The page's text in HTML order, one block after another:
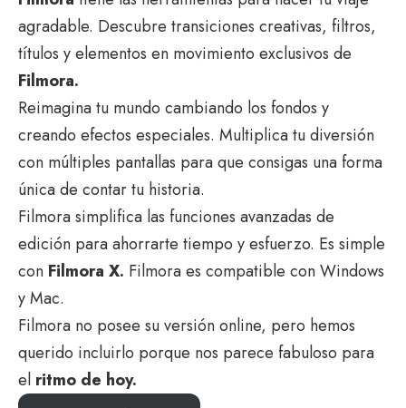
agradable. Descubre transiciones creativas, filtros,
títulos y elementos en movimiento exclusivos de
Filmora.
Reimagina tu mundo cambiando los fondos y
creando efectos especiales. Multiplica tu diversión
con múltiples pantallas para que consigas una forma
única de contar tu historia.
Filmora simplifica las funciones avanzadas de
edición para ahorrarte tiempo y esfuerzo. Es simple
con Filmora X. Filmora es compatible con Windows
y Mac.
Filmora no posee su versión online, pero hemos
querido incluirlo porque nos parece fabuloso para
el ritmo de hoy.